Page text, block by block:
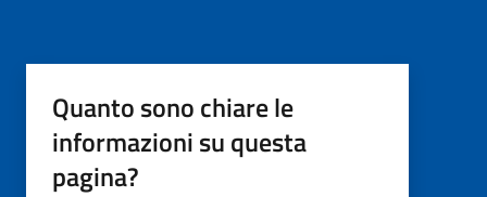
Quanto sono chiare le
informazioni su questa
pagina?